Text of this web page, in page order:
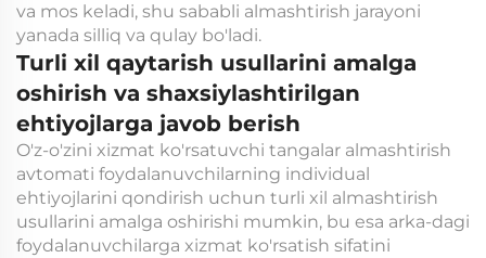
va mos keladi, shu sababli almashtirish jarayoni
yanada silliq va qulay bo'ladi.
Turli xil qaytarish usullarini amalga
oshirish va shaxsiylashtirilgan
ehtiyojlarga javob berish
O'z-o'zini xizmat ko'rsatuvchi tangalar almashtirish
avtomati foydalanuvchilarning individual
ehtiyojlarini qondirish uchun turli xil almashtirish
usullarini amalga oshirishi mumkin, bu esa arka-dagi
foydalanuvchilarga xizmat ko'rsatish sifatini